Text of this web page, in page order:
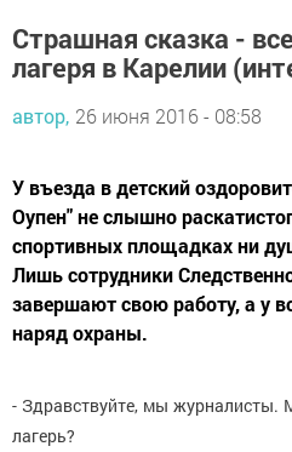
Страшная сказка -
лагеря в Карелии
автор, 26 июня 2016 - 08:58
У въезда в детский
Оупен" не слышно
спортивных площадках ни
Лишь сотрудники
завершают свою работу, а у
наряд охраны.
- Здравствуйте, мы
лагерь?